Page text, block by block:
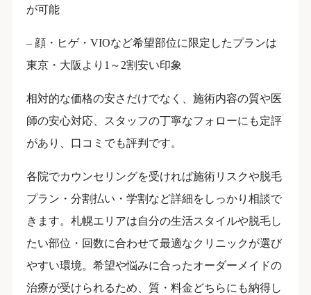
が可能
– 顔・ヒゲ・VIOなど希望部位に限定したプランは
東京・大阪より1～2割安い印象
相対的な価格の安さだけでなく、施術内容の質や医
師の安心対応、スタッフの丁寧なフォローにも定評
があり、口コミでも評判です。
各院でカウンセリングを受ければ施術リスクや脱毛
プラン・分割払い・学割など詳細をしっかり相談で
きます。札幌エリアは自分の生活スタイルや脱毛し
たい部位・回数に合わせて最適なクリニックが選び
やすい環境。希望や悩みに合ったオーダーメイドの
治療が受けられるため、質・料金どちらにも納得し